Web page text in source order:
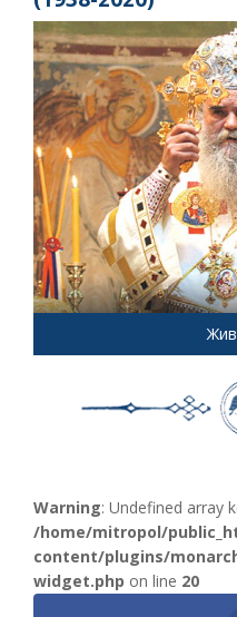
Warning: Undefined array
/home/mitropol/
content/plugins/
widget.php on line 20